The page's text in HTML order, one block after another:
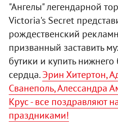
"Ангелы" легендарной
Victoria's Secret
рождественский
призванный заставить
бутики и купить
сердца.Эрин Хитертон,
Сванеполь, Алессандра
Крус - все поздравляют
праздниками!